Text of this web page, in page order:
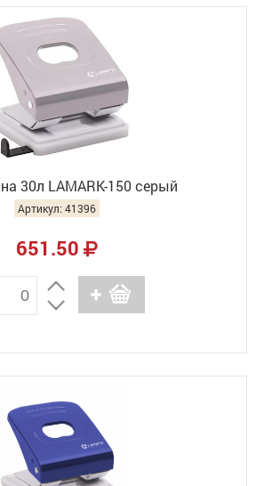
30л LAMARK-150 серый
Артикул: 41396
651.50